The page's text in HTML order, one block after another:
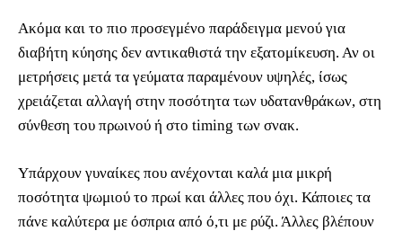
Ακόμα και το πιο προσεγμένο παράδειγμα μενού για
διαβήτη κύησης δεν αντικαθιστά την εξατομίκευση. Αν οι
μετρήσεις μετά τα γεύματα παραμένουν υψηλές, ίσως
χρειάζεται αλλαγή στην ποσότητα των υδατανθράκων, στη
σύνθεση του πρωινού ή στο timing των σνακ.
Υπάρχουν γυναίκες που ανέχονται καλά μια μικρή
ποσότητα ψωμιού το πρωί και άλλες που όχι. Κάποιες τα
πάνε καλύτερα με όσπρια από ό,τι με ρύζι. Άλλες βλέπουν